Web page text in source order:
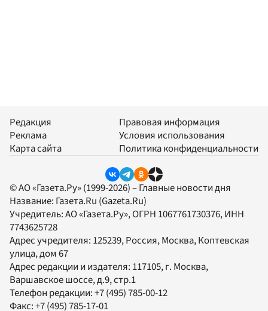
Редакция
Реклама
Карта сайта
Правовая информация
Условия использования
Политика конфиденциальности
© АО «Газета.Ру» (1999-2026) – Главные новости дня
Название: Газета.Ru (Gazeta.Ru)
Учредитель:АО «Газета.Ру», ОГРН 1067761730376, ИНН
7743625728
Адрес учредителя: 125239, Россия, Москва, Коптевская
улица, дом 67
Адрес редакции и издателя: 117105, г. Москва,
Варшавское шоссе, д.9, стр.1
Телефон редакции:+7 (495) 785-00-12
Факс:+7 (495) 785-17-01